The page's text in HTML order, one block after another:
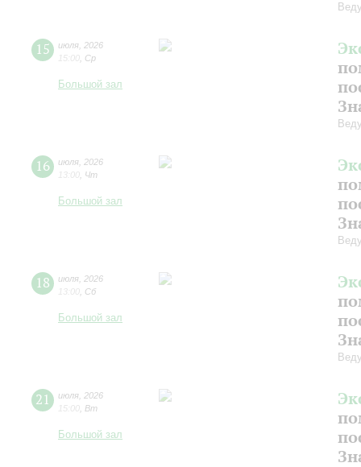
15 июля 2026
15:00 Ср
Большой зал
16 июля 2026
13:00 Чт
Большой зал
18 июля 2026
13:00 Сб
Большой зал
21 июля 2026
15:00 Вт
Большой зал